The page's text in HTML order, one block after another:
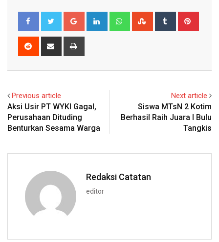
Google+ LinkedIn WhatsappStumbleUpon
Tumblr
Reddit
Share
Previous article
Aksi Usir PT WYKI Gagal,
Perusahaan Dituding
Benturkan Sesama Warga
Next article
Siswa MTsN 2 Kotim
Berhasil Raih Juara I Bulu
Tangkis
Redaksi Catatan
editor